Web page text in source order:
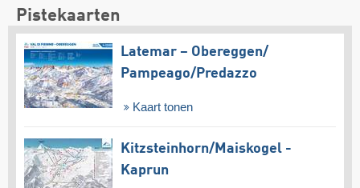
Pistekaarten
Latemar – Obereggen/​
Pampeago/​Predazzo
Kaart tonen
Kitzsteinhorn/​Maiskogel -
Kaprun